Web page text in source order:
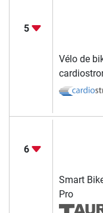
5
Vélo de
6
Smart
Pro